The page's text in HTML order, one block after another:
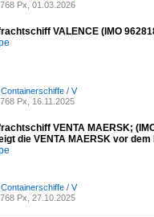
Px, 01.03.2026
VALENCE (IMO
/ V
Px, 16.11.2025
VENTA MAERSK;
die VENTA MAERSK vor
/ V
Px, 27.10.2025